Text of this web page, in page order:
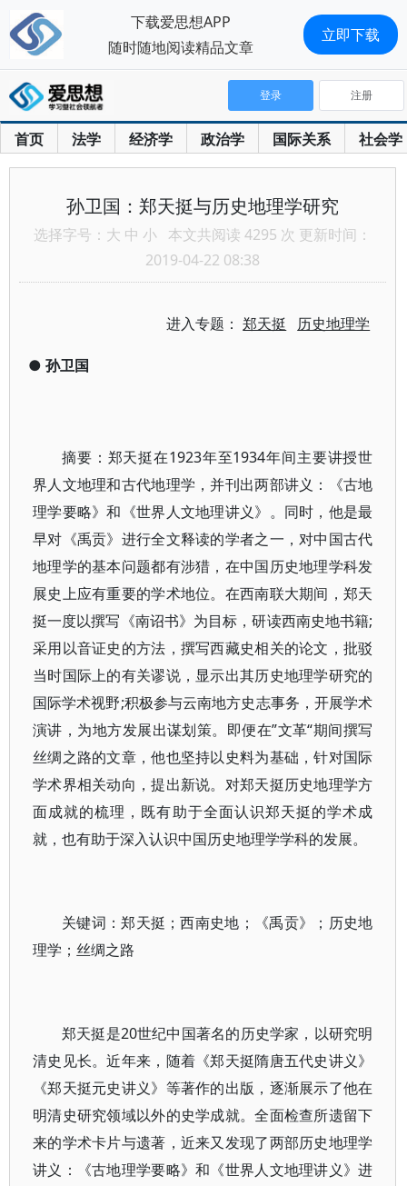
首页 法学 经济学 政治学 国际关系 社会学
登录 注册
孙卫国：郑天挺与历史地理学研究
选择字号： 大 中 小 本文共阅读 4295 次 更新时间：
2019-04-22 08:38
进入专题：郑天挺 历史地理学
● 孙卫国
摘要：郑天挺在1923年至1934年间主要讲授世
界人文地理和古代地理学，并刊出两部讲义：《古地
理学要略》和《世界人文地理讲义》。同时，他是最
早对《禹贡》进行全文释读的学者之一，对中国古代
地理学的基本问题都有涉猎，在中国历史地理学科发
展史上应有重要的学术地位。在西南联大期间，郑天
挺一度以撰写《南诏书》为目标，研读西南史地书籍;
采用以音证史的方法，撰写西藏史相关的论文，批驳
当时国际上的有关谬说，显示出其历史地理学研究的
国际学术视野;积极参与云南地方史志事务，开展学术
演讲，为地方发展出谋划策。即便在”文革“期间撰写
丝绸之路的文章，他也坚持以史料为基础，针对国际
学术界相关动向，提出新说。对郑天挺历史地理学方
面成就的梳理，既有助于全面认识郑天挺的学术成
就，也有助于深入认识中国历史地理学学科的发展。
关键词：郑天挺；西南史地；《禹贡》；历史地
理学；丝绸之路
郑天挺是20世纪中国著名的历史学家，以研究明
清史见长。近年来，随着《郑天挺隋唐五代史讲义》
《郑天挺元史讲义》等著作的出版，逐渐展示了他在
明清史研究领域以外的史学成就。全面检查所遗留下
来的学术卡片与遗著，近来又发现了两部历史地理学
讲义：《古地理学要略》和《世界人文地理讲义》进
下载爱思想APP
随时随地阅读精品文章
立即下载